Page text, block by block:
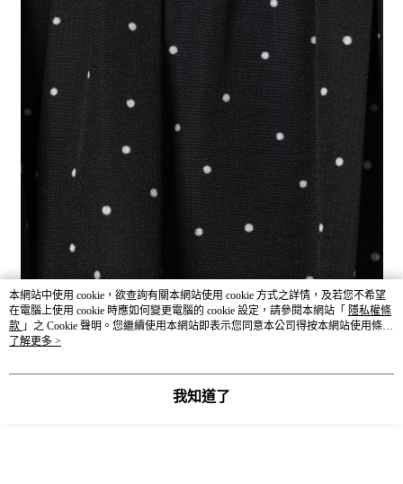
本網站中使用 cookie，欲查詢有關本網站使用 cookie 方式之詳情，及若您不希望
在電腦上使用 cookie 時應如何變更電腦的 cookie 設定，請參閱本網站「 隱私權條
款 」之 Cookie 聲明。您繼續使用本網站即表示您同意本公司得按本網站使用條款
之 Cookie 聲明使用 cookie。
了解更多 >
我知道了